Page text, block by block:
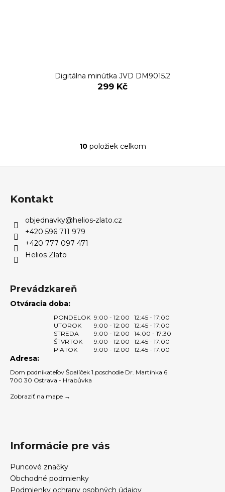
Digitálna minútka JVD DM9015.2
299 Kč
O
c
ý
p
i
s
10položiek celkom
Kontakt
objednavky@helios-zlato.cz
+420 596 711 979
+420 777 097 471
Helios Zlato
Prevádzkareň
Otváracia doba:
PONDELOK 9:00 - 12:00
12:45 - 17:00
UTOROK
9:00 - 12:00
12:45 - 17:00
STREDA
9:00 - 12:00
14:00 - 17:30
ŠTVRTOK
9:00 - 12:00
12:45 - 17:00
PIATOK
9:00 - 12:00 12:45 - 17:00
Adresa:
Dom podnikateľov Špalíček 1.poschodie Dr. Martínka 6
700 30 Ostrava - Hrabůvka
Zobraziť na mape →
Informácie pre vás
Puncové značky
Obchodné podmienky
Podmienky ochrany osobných údajov